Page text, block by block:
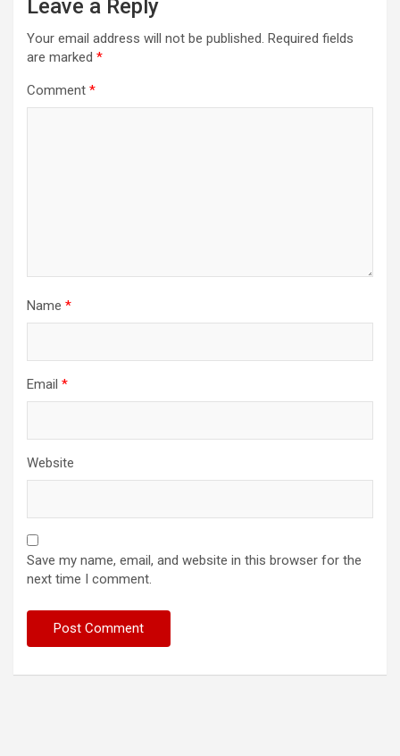
Leave a Reply
Your email address will not be published. Required fields
are marked *
Comment *
Name *
Email *
Website
Save my name, email, and website in this browser for the
next time I comment.